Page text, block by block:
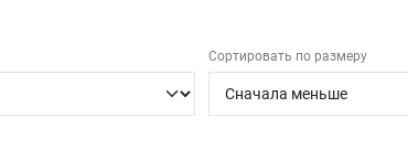
Сортировать по размеру